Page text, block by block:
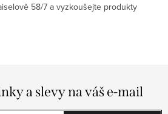
58/7 a vyzkoušejte produkty
a slevy na váš e-mail